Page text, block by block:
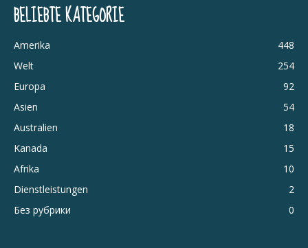
BELIEBTE KATEGORIE
Amerika
448
Welt
254
Europa
92
Asien
54
Australien
18
Kanada
15
Afrika
10
Dienstleistungen
2
Без рубрики
0